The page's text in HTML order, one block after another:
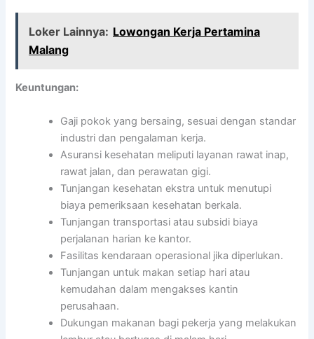
Loker Lainnya: Lowongan Kerja Pertamina
Malang
Keuntungan:
Gaji pokok yang bersaing, sesuai dengan standar
industri dan pengalaman kerja.
Asuransi kesehatan meliputi layanan rawat inap,
rawat jalan, dan perawatan gigi.
Tunjangan kesehatan ekstra untuk menutupi
biaya pemeriksaan kesehatan berkala.
Tunjangan transportasi atau subsidi biaya
perjalanan harian ke kantor.
Fasilitas kendaraan operasional jika diperlukan.
Tunjangan untuk makan setiap hari atau
kemudahan dalam mengakses kantin
perusahaan.
Dukungan makanan bagi pekerja yang melakukan